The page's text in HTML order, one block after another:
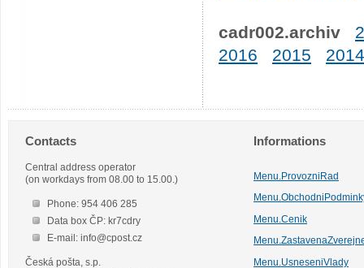
cadr002.archiv
2016
2015 2014
Contacts
Central address operator
(on workdays from 08.00 to 15.00.)
Phone: 954 406 285
Data box ČP: kr7cdry
E-mail: info@cpost.cz
Česká pošta, s.p.
Informations
Menu.ProvozniRad
Menu.Cenik
Menu.UsneseniVlady